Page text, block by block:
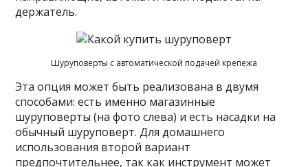
держатель.
Шуруповерты с автоматической подачей крепежа
Эта опция может быть реализована в двумя
способами: есть именно магазинные
шуруповерты (на фото слева) и есть насадки на
обычный шуруповерт. Для домашнего
использования второй вариант
предпочтительнее, так как инструмент может